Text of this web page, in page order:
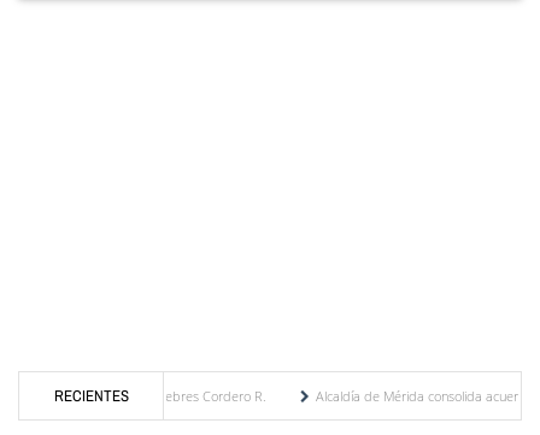
RECIENTES
María Eugenia Febres Cordero R.
Alcaldía de Mérida consolida acuerdos con